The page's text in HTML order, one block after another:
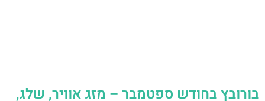
בורובץ בחודש ספטמבר – מזג אוויר, שלג,